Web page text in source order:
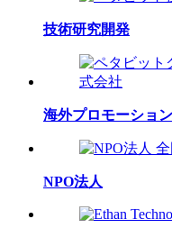
技術研究開発
海外プロモーション
NPO法人